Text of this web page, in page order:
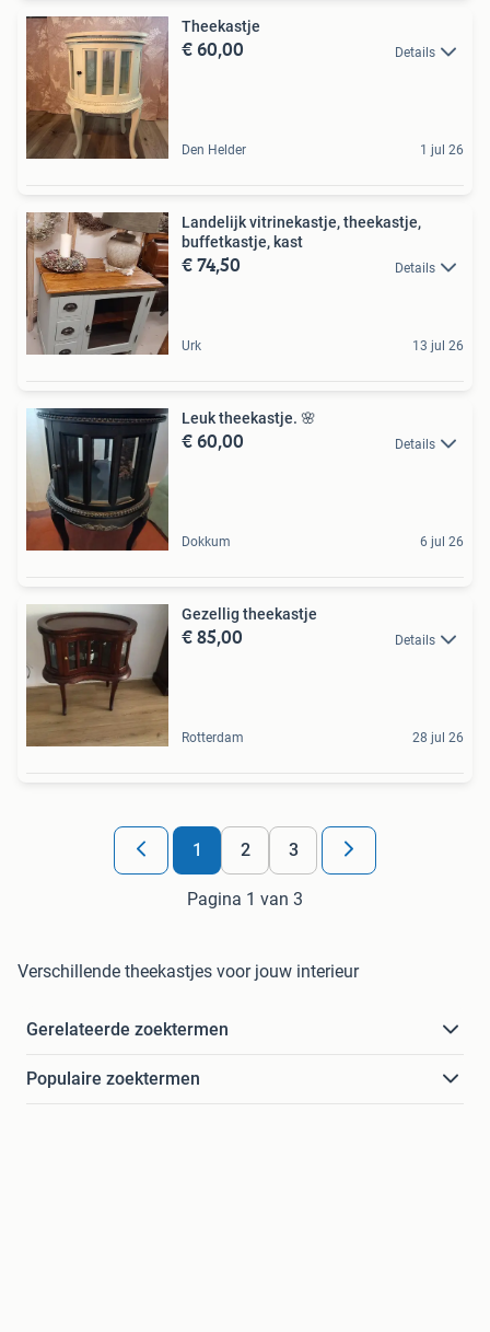
Theekastje
€ 60,00 Details
Den Helder 1 jul 26
Landelijk vitrinekastje, theekastje,
buffetkastje, kast
€ 74,50 Details
Urk 13 jul 26
Leuk theekastje. 🌸
€ 60,00 Details
Dokkum 6 jul 26
Gezellig theekastje
€ 85,00 Details
Rotterdam 28 jul 26
1 2 3
Pagina 1 van 3
Verschillende theekastjes voor jouw interieur
Gerelateerde zoektermen
Populaire zoektermen